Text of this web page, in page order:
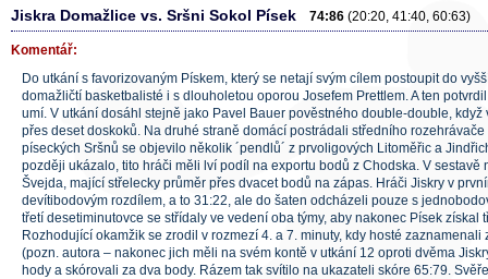
Jiskra Domažlice vs. Sršni Sokol Písek 74:86 (20:20, 41:40, 60:63)
Komentář:
Do utkání s favorizovaným Pískem, který se netají svým cílem postoupit do
domažličtí basketbalisté i s dlouholetou oporou Josefem Prettlem. A ten
umí. V utkání dosáhl stejně jako Pavel Bauer pověstného double-double,
přes deset doskoků. Na druhé straně domácí postrádali středního
píseckých Sršnů se objevilo několik ´pendlů´ z prvoligových Litoměřic a
později ukázalo, tito hráči měli lví podíl na exportu bodů z Chodska. V sestavě
Švejda, mající střelecky průměr přes dvacet bodů na zápas. Hráči Jiskry v
devítibodovým rozdílem, a to 31:22, ale do šaten odcházeli pouze s
třetí desetiminutovce se střídaly ve vedení oba týmy, aby nakonec Písek získal
Rozhodující okamžik se zrodil v rozmezí 4. a 7. minuty, kdy hosté
(pozn. autora – nakonec jich měli na svém kontě v utkání 12 oproti dvěma
hody a skórovali za dva body. Rázem tak svítilo na ukazateli skóre 65:79.